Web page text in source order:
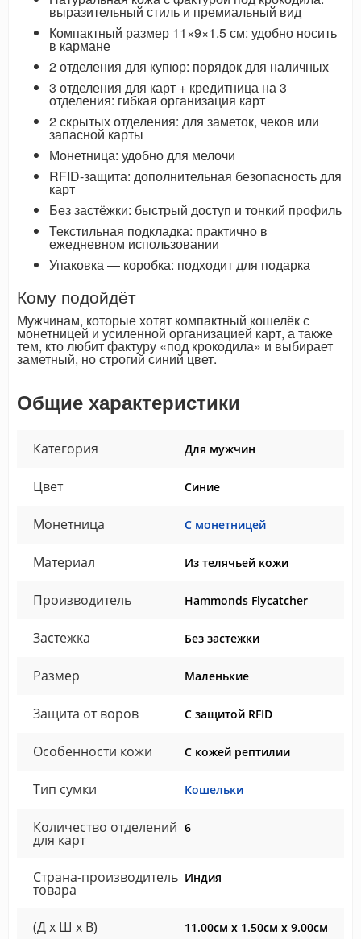
выразительный стиль и премиальный вид
Компактный размер 11×9×1.5 см: удобно носить
в кармане
2 отделения для купюр: порядок для наличных
3 отделения для карт + кредитница на 3
отделения: гибкая организация карт
2 скрытых отделения: для заметок, чеков или
запасной карты
Монетница: удобно для мелочи
RFID-защита: дополнительная безопасность для
карт
Без застёжки: быстрый доступ и тонкий профиль
Текстильная подкладка: практично в
ежедневном использовании
Упаковка — коробка: подходит для подарка
Кому подойдёт
Мужчинам, которые хотят компактный кошелёк с
монетницей и усиленной организацией карт, а также
тем, кто любит фактуру «под крокодила» и выбирает
заметный, но строгий синий цвет.
Общие характеристики
Категория Для мужчин
Цвет Синие
Монетница С монетницей
Материал Из телячьей кожи
Производитель Hammonds Flycatcher
Застежка Без застежки
Размер Маленькие
Защита от воров С защитой RFID
Особенности кожи С кожей рептилии
Тип сумки Кошельки
Количество отделений
для карт
6
Страна-производитель
товара
Индия
(Д x Ш x В) 11.00см x 1.50см x 9.00см